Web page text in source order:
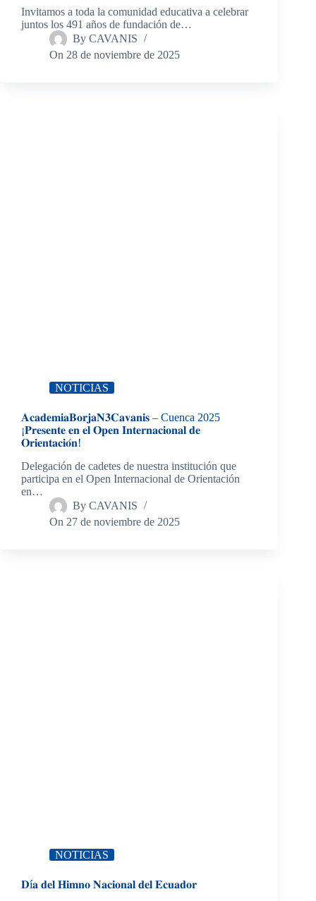
Invitamos a toda la comunidad educativa a celebrar
juntos los 491 años de fundación de…
By CAVANIS
On 28 de noviembre de 2025
NOTICIAS
𝐀𝐜𝐚𝐝𝐞𝐦𝐢𝐚𝐁𝐨𝐫𝐣𝐚𝐍𝟑𝐂𝐚𝐯𝐚𝐧𝐢𝐬 – Cuenca 2025
¡𝐏𝐫𝐞𝐬𝐞𝐧𝐭𝐞 𝐞𝐧 𝐞𝐥 𝐎𝐩𝐞𝐧 𝐈𝐧𝐭𝐞𝐫𝐧𝐚𝐜𝐢𝐨𝐧𝐚𝐥 𝐝𝐞
𝐎𝐫𝐢𝐞𝐧𝐭𝐚𝐜𝐢𝐨́𝐧!
Delegación de cadetes de nuestra institución que
participa en el Open Internacional de Orientación
en…
By CAVANIS
On 27 de noviembre de 2025
NOTICIAS
𝐃í𝐚 𝐝𝐞𝐥 𝐇𝐢𝐦𝐧𝐨 𝐍𝐚𝐜𝐢𝐨𝐧𝐚𝐥 𝐝𝐞𝐥 𝐄𝐜𝐮𝐚𝐝𝐨𝐫